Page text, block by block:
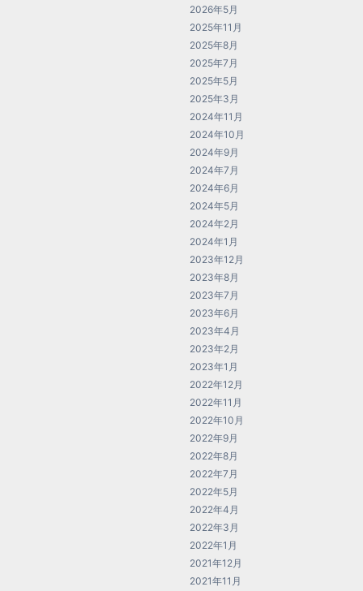
2026年5月
2025年11月
2025年8月
2025年7月
2025年5月
2025年3月
2024年11月
2024年10月
2024年9月
2024年7月
2024年6月
2024年5月
2024年2月
2024年1月
2023年12月
2023年8月
2023年7月
2023年6月
2023年4月
2023年2月
2023年1月
2022年12月
2022年11月
2022年10月
2022年9月
2022年8月
2022年7月
2022年5月
2022年4月
2022年3月
2022年1月
2021年12月
2021年11月